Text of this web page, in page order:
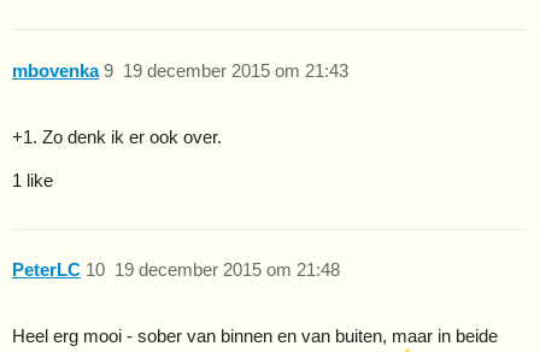
mbovenka 19 december 2015 om 21:43
9
+1. Zo denk ik er ook over.
1 like
PeterLC 19 december 2015 om 21:48
10
Heel erg mooi - sober van binnen en van buiten, maar in beide